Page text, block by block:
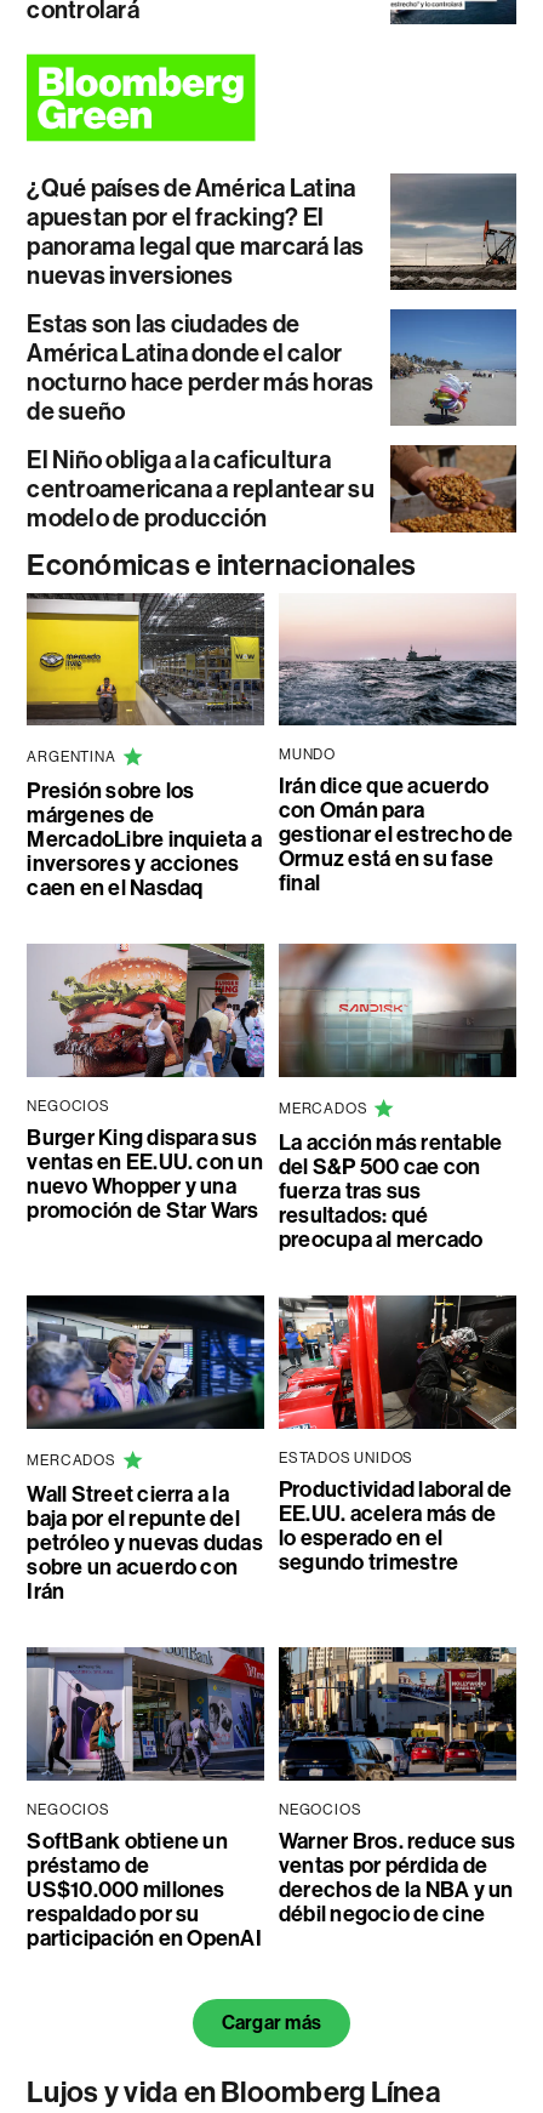
controlará
¿Qué países de América Latina
apuestan por el fracking? El
panorama legal que marcará las
nuevas inversiones
Estas son las ciudades de
América Latina donde el calor
nocturno hace perder más horas
de sueño
El Niño obliga a la caficultura
centroamericana a replantear su
modelo de producción
Económicas e internacionales
ARGENTINA
Presión sobre los
márgenes de
MercadoLibre inquieta a
inversores y acciones
caen en el Nasdaq
MUNDO
Irán dice que acuerdo
con Omán para
gestionar el estrecho de
Ormuz está en su fase
final
NEGOCIOS
Burger King dispara sus
ventas en EE.UU. con un
nuevo Whopper y una
promoción de Star Wars
MERCADOS
La acción más rentable
del S&P 500 cae con
fuerza tras sus
resultados: qué
preocupa al mercado
MERCADOS
Wall Street cierra a la
baja por el repunte del
petróleo y nuevas dudas
sobre un acuerdo con
Irán
ESTADOS UNIDOS
Productividad laboral de
EE.UU. acelera más de
lo esperado en el
segundo trimestre
NEGOCIOS
SoftBank obtiene un
préstamo de
US$10.000 millones
respaldado por su
participación en OpenAI
NEGOCIOS
Warner Bros. reduce sus
ventas por pérdida de
derechos de la NBA y un
débil negocio de cine
Cargar más
Lujos y vida en Bloomberg Línea